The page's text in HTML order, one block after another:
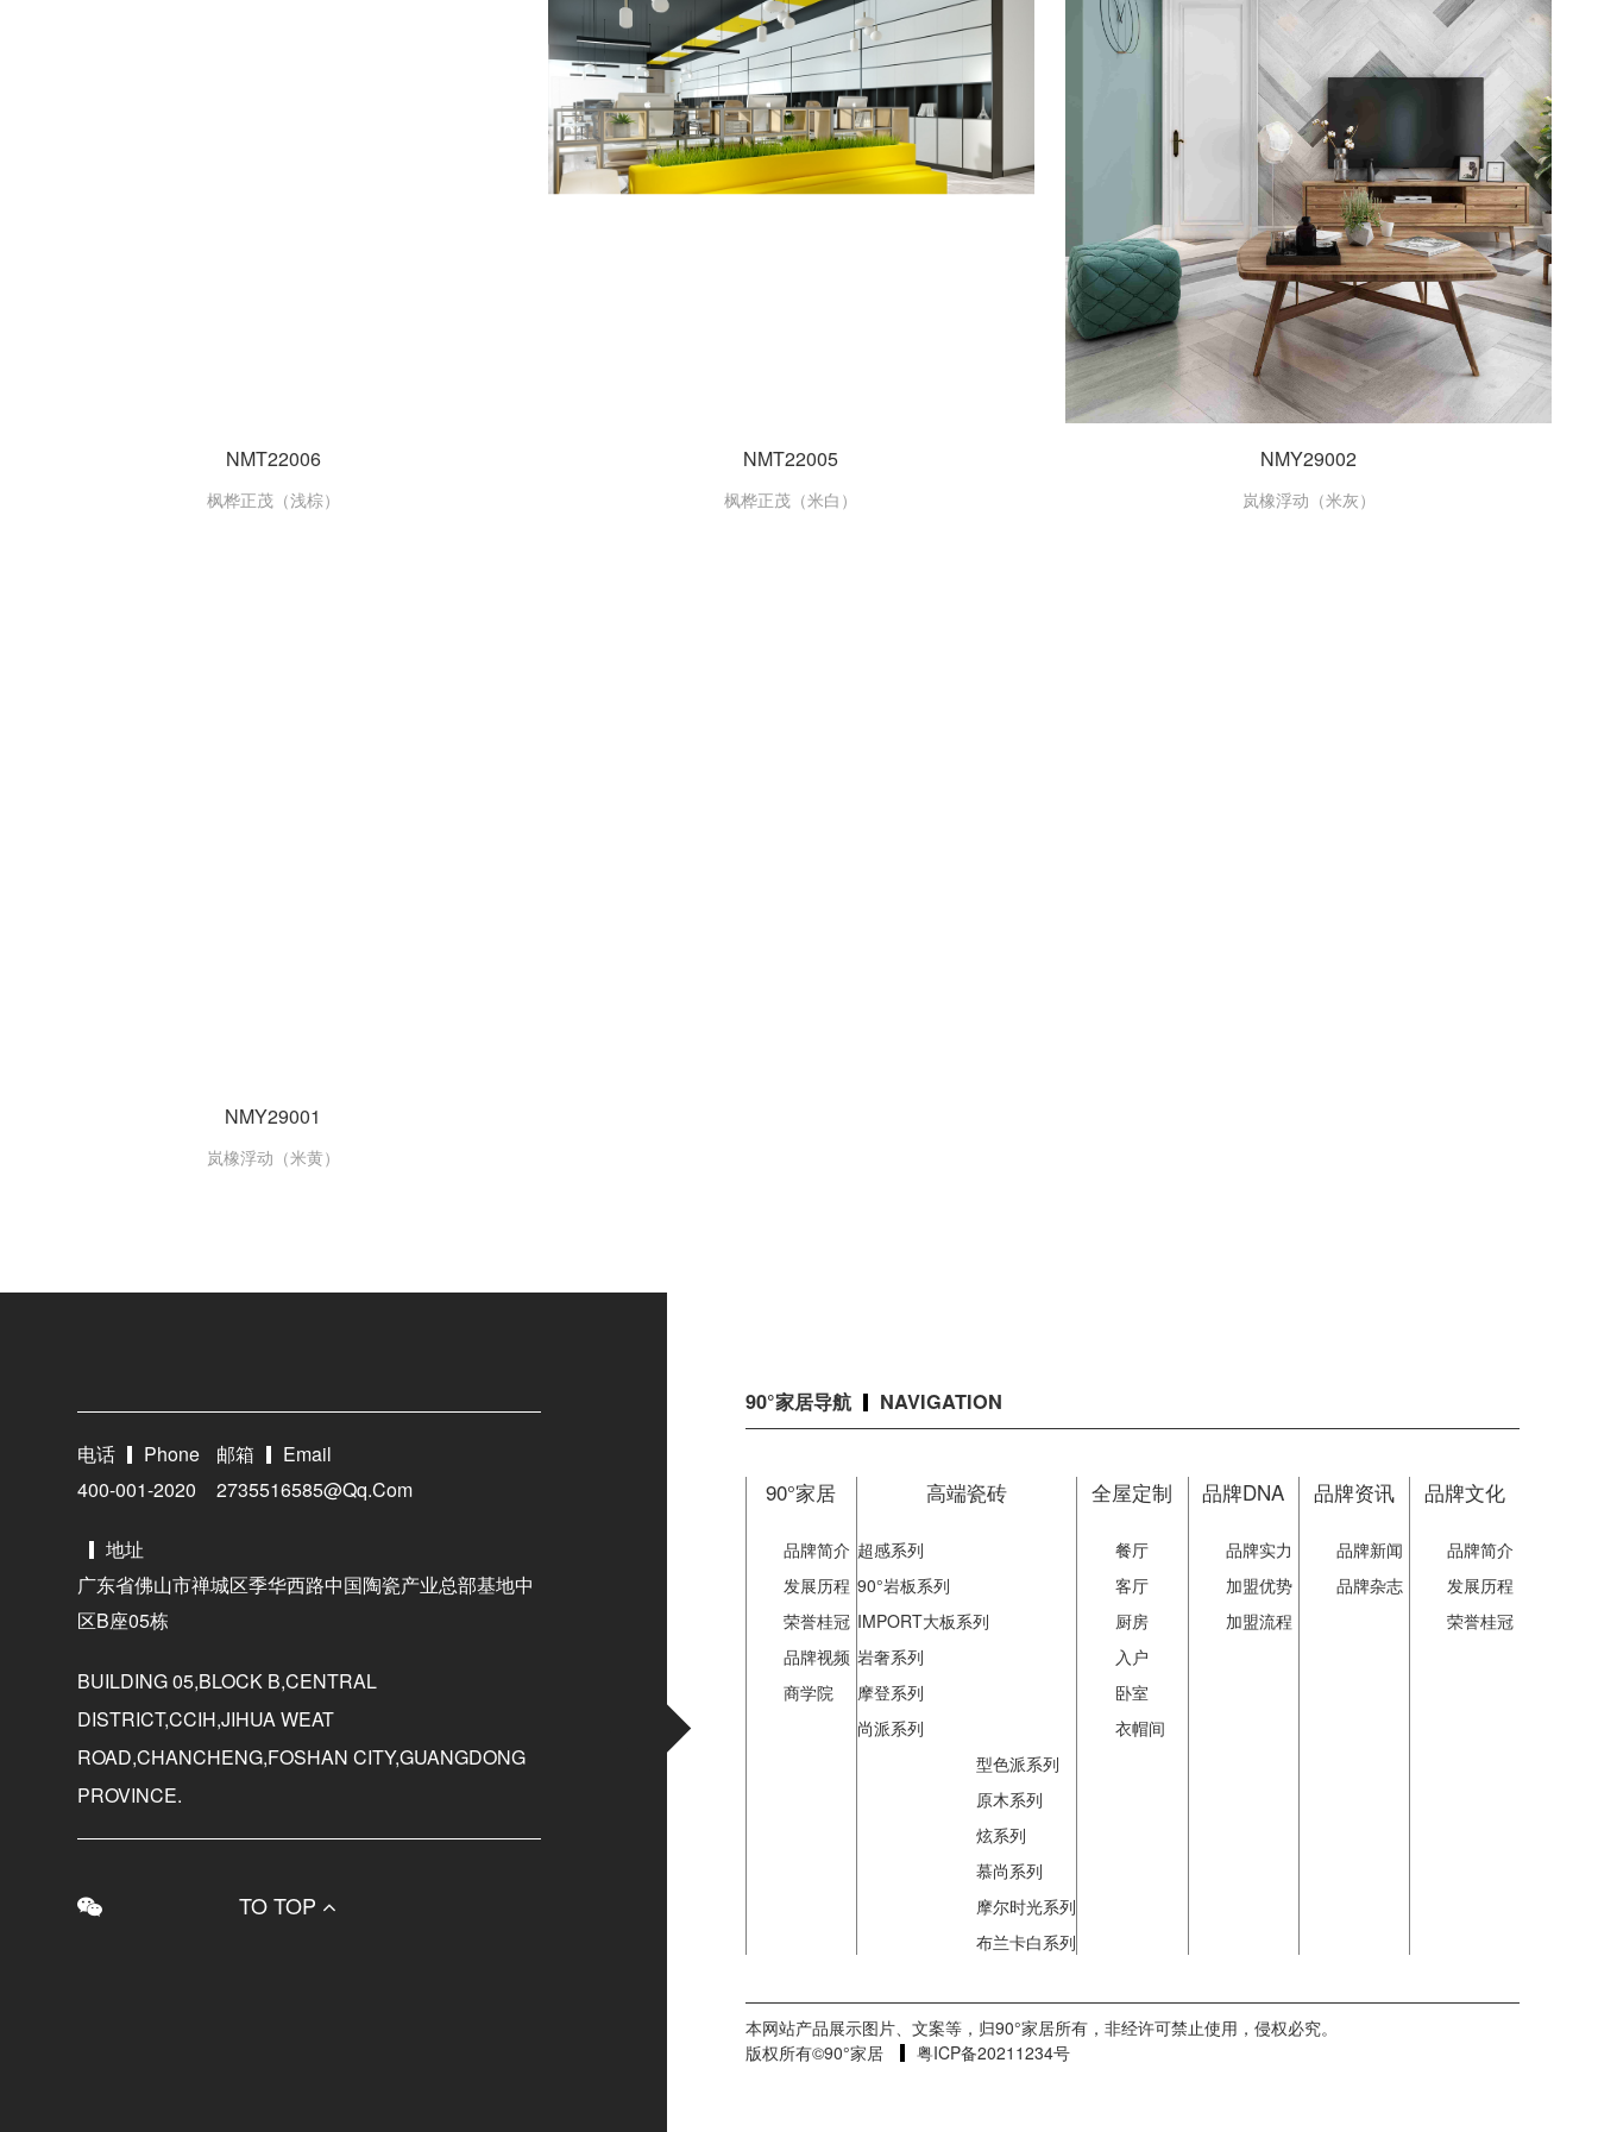
NMT22006
枫桦正茂（浅棕）
NMT22005
枫桦正茂（米白）
NMY29002
岚橡浮动（米灰）
NMY29001
岚橡浮动（米黄）
电话
Phone
400-001-2020
邮箱
Email
2735516585@qq.com
地址
广东省佛山市禅城区季华西路中国陶瓷产业总部基地中
区B座05栋
BUILDING 05,BLOCK B,CENTRAL
DISTRICT,CCIH,JIHUA WEAT
ROAD,CHANCHENG,FOSHAN CITY,GUANGDONG
PROVINCE.
TO TOP
90°家居导航 NAVIGATION
90°家居
品牌简介
发展历程
荣誉桂冠
品牌视频
商学院
高端瓷砖
超感系列
90°岩板系列
IMPORT大板系列
岩奢系列
摩登系列
尚派系列
型色派系列
原木系列
炫系列
慕尚系列
摩尔时光系列
布兰卡白系列
全屋定制
餐厅
客厅
厨房
入户
卧室
衣帽间
品牌DNA
品牌实力
加盟优势
加盟流程
品牌资讯
品牌新闻
品牌杂志
品牌文化
品牌简介
发展历程
荣誉桂冠
本网站产品展示图片、文案等，归90°家居所有，非经许可禁止使用，侵权必究。
版权所有©90°家居
粤ICP备20211234号